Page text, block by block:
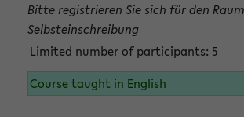
Bitte registrieren Sie sich für den
Selbsteinschreibung
Limited number of participants: 5
Course taught in English